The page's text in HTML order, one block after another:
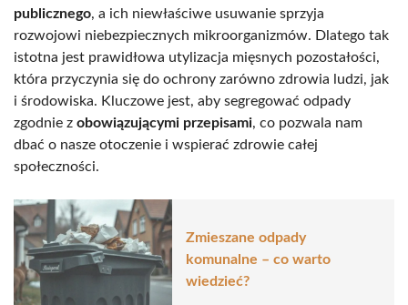
publicznego, a ich niewłaściwe usuwanie sprzyja
rozwojowi niebezpiecznych mikroorganizmów. Dlatego tak
istotna jest prawidłowa utylizacja mięsnych pozostałości,
która przyczynia się do ochrony zarówno zdrowia ludzi, jak
i środowiska. Kluczowe jest, aby segregować odpady
zgodnie z obowiązującymi przepisami, co pozwala nam
dbać o nasze otoczenie i wspierać zdrowie całej
społeczności.
Zmieszane odpady
komunalne – co warto
wiedzieć?